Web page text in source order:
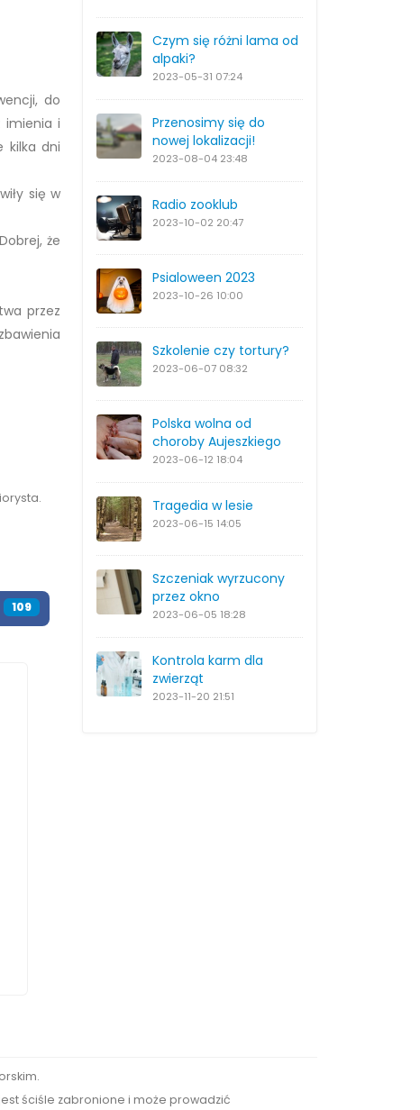
Czym się różni lama od
alpaki?
2023-05-31 07:24
Przenosimy się do
nowej lokalizacji!
2023-08-04 23:48
Radio zooklub
2023-10-02 20:47
Psialoween 2023
2023-10-26 10:00
Szkolenie czy tortury?
2023-06-07 08:32
Polska wolna od
choroby Aujeszkiego
2023-06-12 18:04
Tragedia w lesie
2023-06-15 14:05
Szczeniak wyrzucony
przez okno
2023-06-05 18:28
Kontrola karm dla
zwierząt
2023-11-20 21:51
do
imienia i
kilka dni
się w
że
przez
109
ściśle zabronione i może prowadzić